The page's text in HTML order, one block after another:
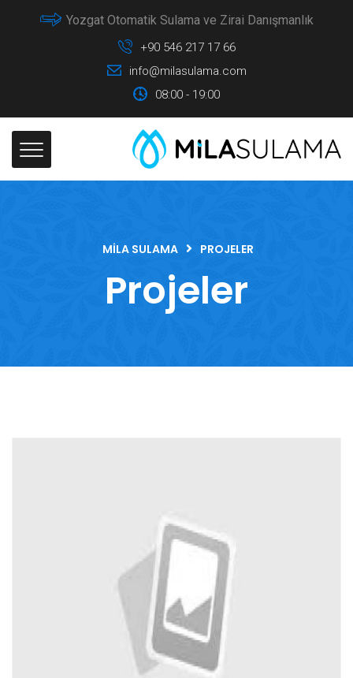
Yozgat Otomatik Sulama ve Zirai Danışmanlık
+90 546 217 17 66
info@milasulama.com
08:00 - 19:00
MILA SULAMA PROJELER
Projeler